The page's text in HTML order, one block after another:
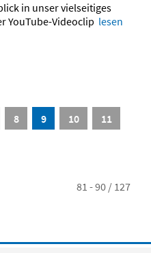
in unser vielseitiges
YouTube-Videoclip lesen
8 9 10 11
81 - 90 / 127